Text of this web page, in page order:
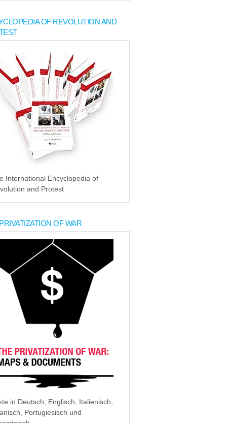
OF REVOLUTION AND
International Encyclopedia of
and Protest
OF WAR
in Deutsch, Englisch, Italienisch,
Portugiesisch und